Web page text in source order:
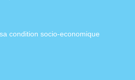
condition socio-economique